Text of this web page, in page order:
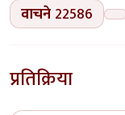
वाचने 22586
प्रतिक्रिया